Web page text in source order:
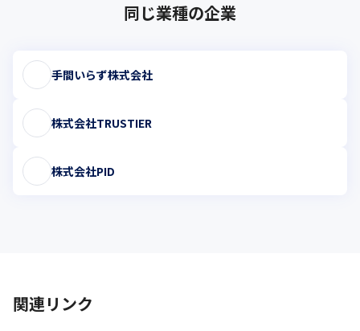
同じ業種の企業
手間いらず株式会社
株式会社TRUSTIER
株式会社PID
関連リンク